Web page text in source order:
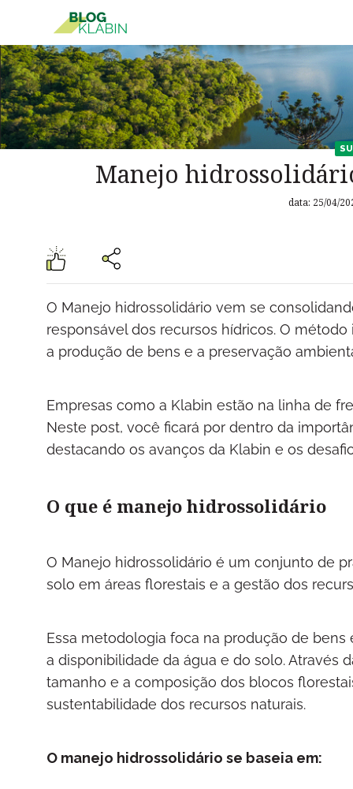
Pular para o Conteúdo principal
Manejo
data: 25/04/
O Manejo hidrossolidário vem se
responsável dos recursos hídricos. O
a produção de bens e a preservação
Empresas como a Klabin estão na linha de
Neste post, você ficará por dentro da
destacando os avanços da Klabin e os
O que é manejo hidrossolidário
O Manejo hidrossolidário é um conjunto de
solo em áreas florestais e a gestão dos
Essa metodologia foca na produção de
a disponibilidade da água e do solo. Através
tamanho e a composição dos blocos
sustentabilidade dos recursos naturais.
O manejo hidrossolidário se baseia em: